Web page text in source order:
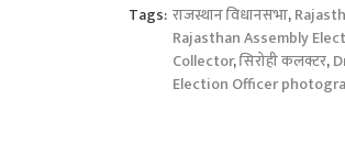
Tags: राजस्थान विधानसभा,
Rajasthan Assembly
Collector,सिरोही कलक्टर,
Election Officer